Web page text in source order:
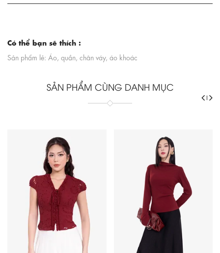
Có thể bạn sẽ thích :
Sản phẩm lẻ: Áo, quần, chân váy, áo khoác
SẢN PHẨM CÙNG DANH MỤC